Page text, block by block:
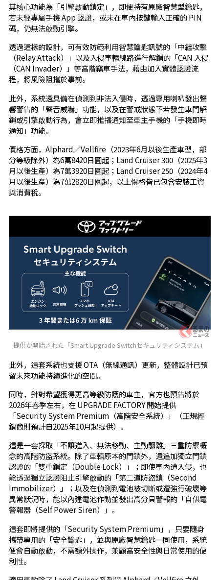
其核心功能為「引擎啟動鎖定」，即便持有原廠智慧型鑰匙，
若未經專屬手機 App 認證，或未在車內按鍵輸入正確的 PIN
碼，仍無法啟動引擎。
透過這樣的設計，可有效防範利用智慧鑰匙訊號的「中繼攻擊
（Relay Attack）」以及入侵車輛線路進行解鎖的「CAN 入侵
（CAN Invader）」等高階竊車手法，藉由加入實體認證流
程，將風險阻擋於事前。
此外，系統還具備在偵測到非法入侵時，透過專用喇叭發出聲
響警告的「聲音威嚇」功能，以及在警戒狀態下若發生車門解
鎖或引擎啟動行為，會立即推播通知至車主手機的「手機即時
通知」功能。
價格方面，Alphard／Vellfire（2023年6月以後生產車型，部
分等級除外）為6萬8420日圓起；Land Cruiser 300（2025年3
月以後生產）為7萬3920日圓起；Land Cruiser 250（2024年4
月以後生產）為7萬2820日圓起，以上價格皆已包含安裝工資
與消費稅。
提供が開始された「Smart Upgrade Switchセキュリティシステム」
此外，這套系統也支援 OTA（無線通訊）更新，整體設計已預
留未來功能持續進化的空間。
同時，針對希望獲得更高等級防護的車主，官方也預告將於
2026年春季左右，在 UPGRADE FACTORY 開始提供
「Security System Premium（高階安全系統）」（正規經
銷商則預計自2025年10月起提供）。
這是一套採取「不讓進入、無法移動、主動驅離」三重防禦概
念的高階防盜系統。除了車輛原本的門鎖外，還追加獨立門鎖
認證的「雙重鎖定（Double Lock）」；即使車內遭入侵，也
能透過獨立認證阻止引擎啟動的「第二道防盜鎖（Second
Immobilizer）」；以及在偵測到電池被切斷或遭強行破壞等
異常狀況時，能以內建電池作動並發出高分貝警報的「自供電
警報器（Self Power Siren）」。
這套即將提供的「Security System Premium」，只要隨身
攜帶專用的「安全鑰匙」，並與原廠智慧鑰匙一同使用，系統
便會自動啟動，不需額外操作，兼顧高安全性與日常使用的便
利性。